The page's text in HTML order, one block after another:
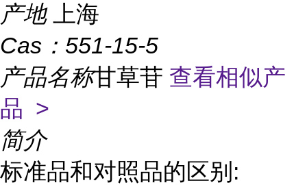
产地
上海
Cas： 551-15-5
产品名称甘草苷 查看相似产
品 >
简介
标准品和对照品的区别: